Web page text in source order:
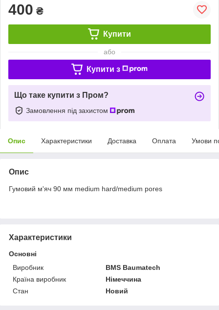
400 ₴
Купити
або
Купити з
Що таке купити з Пром?
Замовлення під захистом
Опис Характеристики Доставка Оплата Умови
Опис
Гумовий м'яч 90 мм medium hard/medium pores
Характеристики
Основні
Виробник
BMS Baumatech
Країна виробник
Німеччина
Стан
Новий